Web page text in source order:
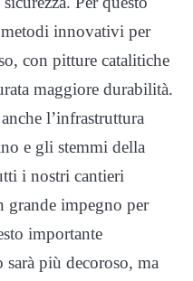
innovativi per
con pitture catalitiche
maggiore durabilità.
l’infrastruttura
e gli stemmi della
i nostri cantieri
grande impegno per
importante
più decoroso, ma